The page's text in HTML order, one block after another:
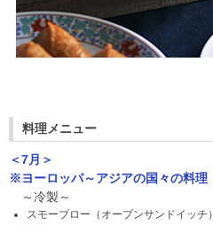
料理メニュー
＜7月＞
※ヨーロッパ～アジアの国々の料理
～冷製～
スモーブロー（オープンサンドイッチ）